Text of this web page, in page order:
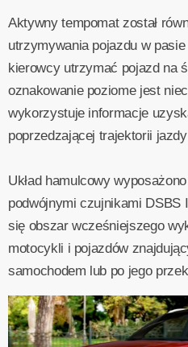
Aktywny tempomat został
utrzymywania pojazdu w
kierowcy utrzymać pojazd na
oznakowanie poziome jest
wykorzystuje informacje
poprzedzającej trajektorii
Układ hamulcowy
podwójnymi czujnikami DSBS
się obszar wcześniejszego
motocykli i pojazdów
samochodem lub po jego